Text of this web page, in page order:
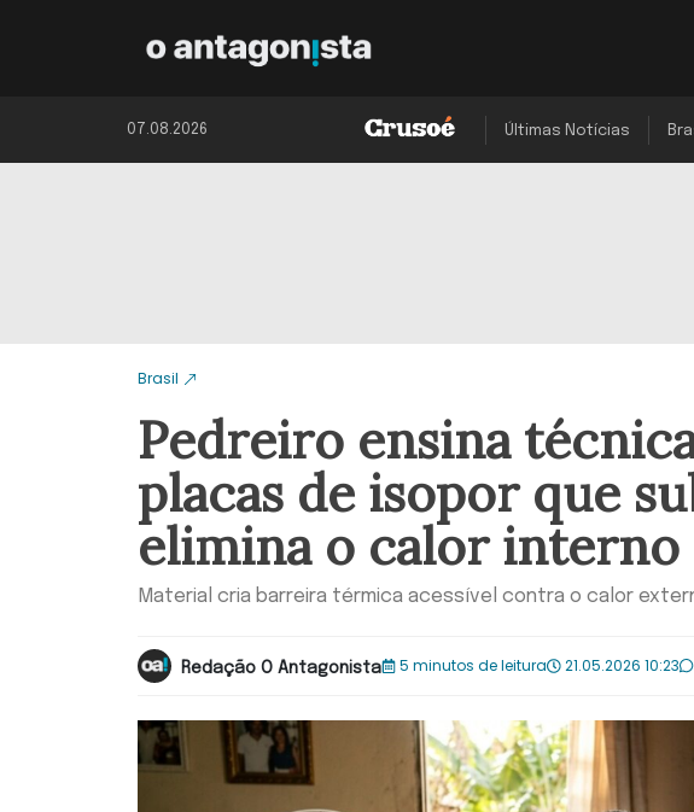
07.08.2026 Últimas Notícias
Brasil
Pedreiro ensina
placas de isopor que
elimina o calor interno
Material cria barreira térmica acessível contra o calor
Redação O Antagonista 5 minutos de leitura 21.05.2026 10:23